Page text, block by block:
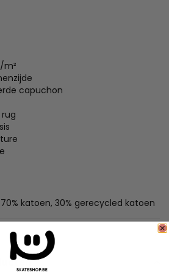
m²
capuchon
katoen, 30% gerecycled katoen